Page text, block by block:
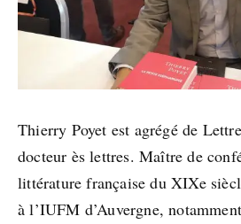
Thierry Poyet est agrégé de
docteur ès lettres. Maître de
littérature française du XIXe
à l’IUFM d’Auvergne,